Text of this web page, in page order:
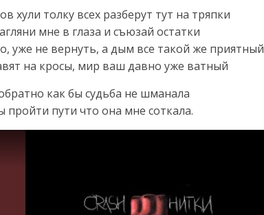
хули толку всех разберут тут на тряпки
мне в глаза и съюзай остатки
уже не вернуть, а дым все такой же приятный
на кросы, мир ваш давно уже ватный
как бы судьба не шманала
пройти пути что она мне соткала.